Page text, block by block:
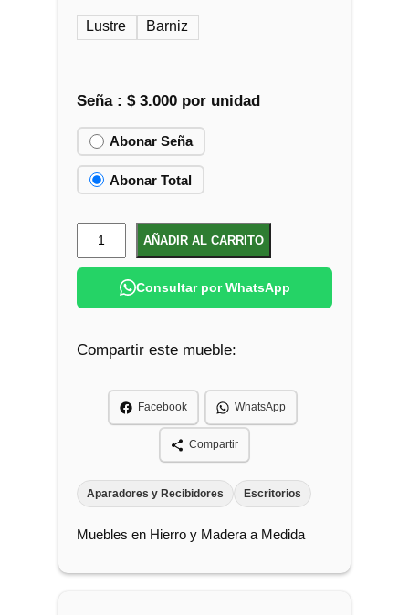
Lustre Barniz
Seña : $3.000por unidad
Abonar Total
Abonar Seña
e
a
o
P
r
AÑADIR AL CARRITO
Consultar por WhatsApp
Compartir este mueble:
Facebook WhatsApp
Compartir
Aparadores y Recibidores Escritorios
Muebles en Hierro y Madera a Medida